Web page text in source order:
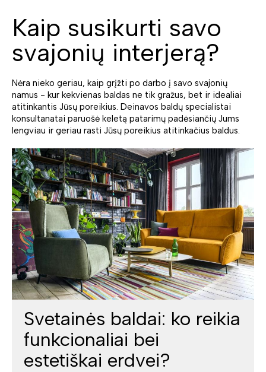
Kaip susikurti savo
svajonių interjerą?
Nėra nieko geriau, kaip grįžti po darbo į savo svajonių
namus - kur kekvienas baldas ne tik gražus, bet ir idealiai
atitinkantis Jūsų poreikius. Deinavos baldų specialistai
konsultanatai paruošė keletą patarimų padėsiančių Jums
lengviau ir geriau rasti Jūsų poreikius atitinkačius baldus.
Svetainės baldai: ko reikia
funkcionaliai bei
estetiškai erdvei?